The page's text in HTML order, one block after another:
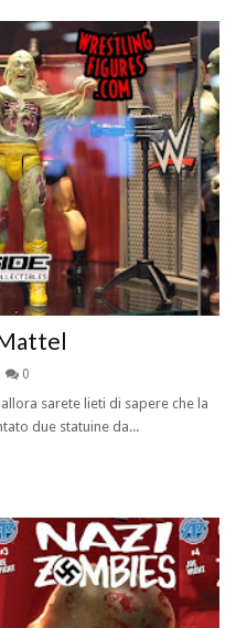
0
sarete lieti di sapere che la
due statuine da...